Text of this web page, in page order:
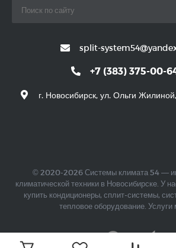
split-
+7 (383) 375-00-
г. Новосибирск, ул. Ольги
© 2020-2026 Системы климата 54 —
климатической техники в Новосибирске. У
купить кондиционеры, сплит-системы,
тепловое оборудование. Услуги